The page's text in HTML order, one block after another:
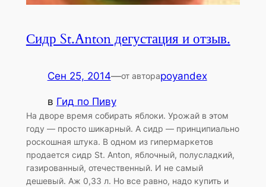
Сидр St.Anton дегустация и отзыв.
Сен 25, 2014—от автораpoyandex
в Гид по Пиву
На дворе время собирать яблоки. Урожай в этом
году — просто шикарный. А сидр — принципиально
роскошная штука. В одном из гипермаркетов
продается сидр St. Anton, яблочный, полусладкий,
газированный, отечественный. И не самый
дешевый. Аж 0,33 л. Но все равно, надо купить и